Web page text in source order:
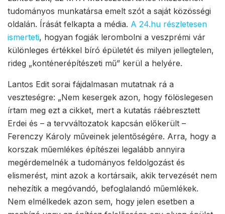
tudományos munkatársa emelt szót a saját közösségi
oldalán. Írását felkapta a média. A 24.hu részletesen
ismerteti, hogyan fogják lerombolni a veszprémi vár
különleges értékkel bíró épületét és milyen jellegtelen,
rideg „konténerépítészeti mű” kerül a helyére.
Lantos Edit sorai fájdalmasan mutatnak rá a
veszteségre: „Nem kesergek azon, hogy fölöslegesen
írtam meg ezt a cikket, mert a kutatás ráébresztett
Erdei és – a tervváltozatok kapcsán előkerült –
Ferenczy Károly műveinek jelentőségére. Arra, hogy a
korszak műemlékes építészei legalább annyira
megérdemelnék a tudományos feldolgozást és
elismerést, mint azok a kortársaik, akik tervezését nem
nehezítik a megóvandó, befoglalandó műemlékek.
Nem elmélkedek azon sem, hogy jelen esetben a